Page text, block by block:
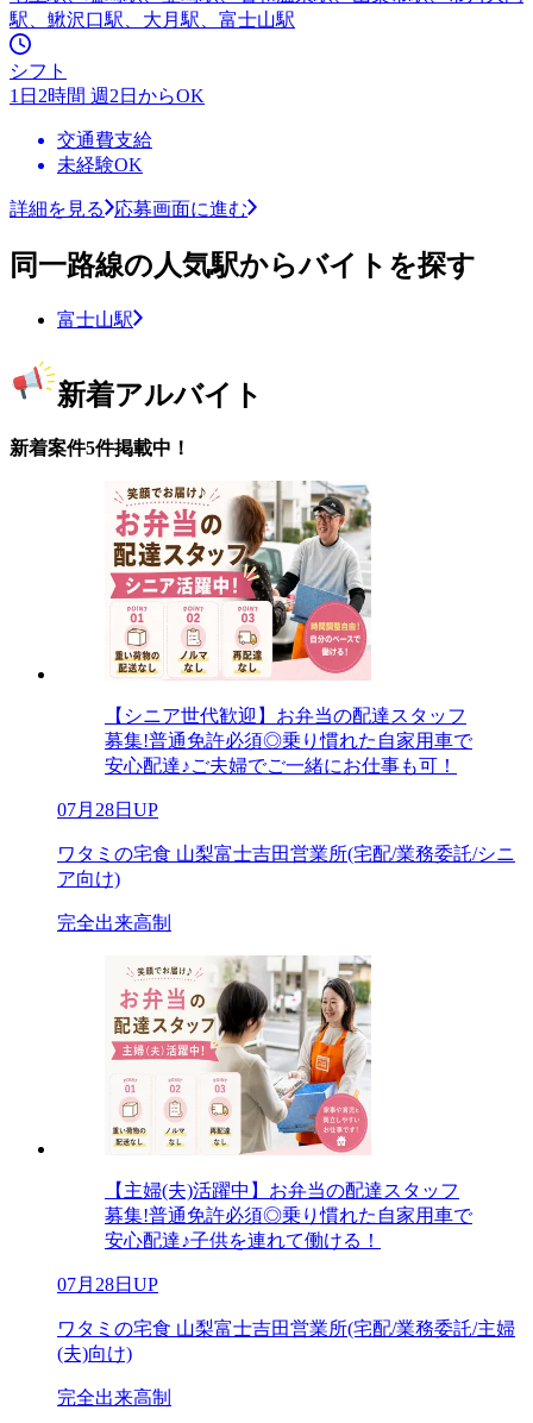
駅、鰍沢口駅、大月駅、富士山駅
シフト
1日2時間 週2日からOK
交通費支給
未経験OK
詳細を見る 応募画面に進む
同一路線の人気駅からバイトを探す
富士山駅
新着アルバイト
新着案件5件掲載中！
【シニア世代歓迎】お弁当の配達スタッフ
募集!普通免許必須◎乗り慣れた自家用車で
安心配達♪ご夫婦でご一緒にお仕事も可！
07月28日UP
ワタミの宅食 山梨富士吉田営業所(宅配/業務委託/シニ
ア向け)
完全出来高制
【主婦(夫)活躍中】お弁当の配達スタッフ
募集!普通免許必須◎乗り慣れた自家用車で
安心配達♪子供を連れて働ける！
07月28日UP
ワタミの宅食 山梨富士吉田営業所(宅配/業務委託/主婦
(夫)向け)
完全出来高制